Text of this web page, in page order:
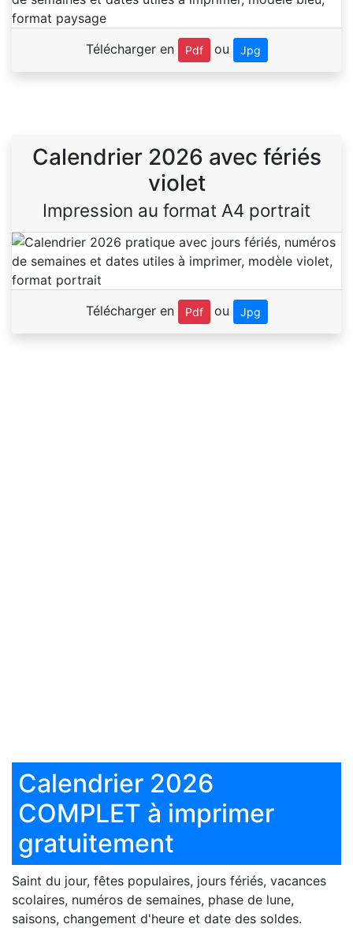
Télécharger en Pdf ou Jpg
Calendrier 2026 avec fériés
violet
Impression au format A4 portrait
Télécharger en Pdf ou Jpg
Calendrier 2026
COMPLET à imprimer
gratuitement
Saint du jour, fêtes populaires, jours fériés, vacances
scolaires, numéros de semaines, phase de lune,
saisons, changement d'heure et date des soldes.